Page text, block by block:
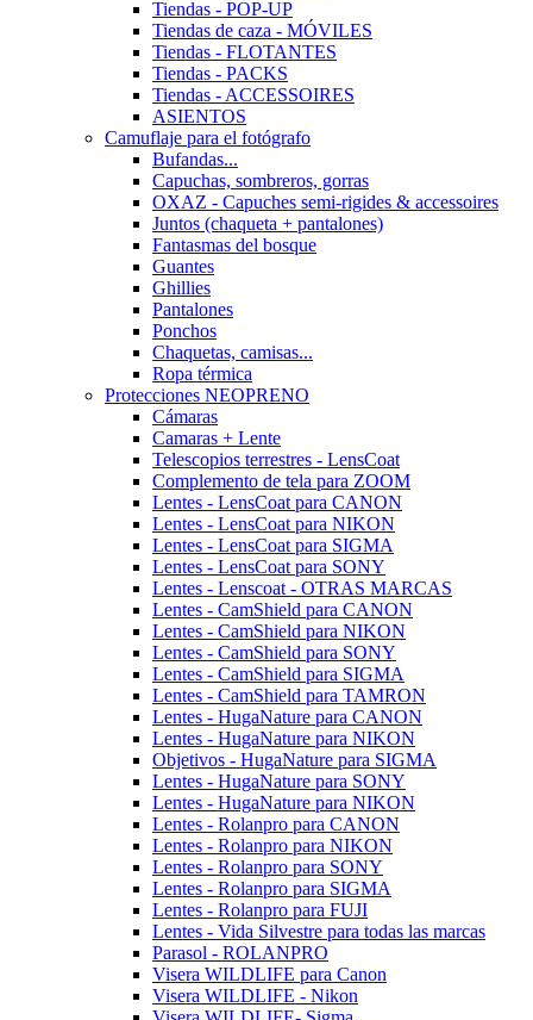
Tiendas - POP-UP
Tiendas de caza - MÓVILES
Tiendas - FLOTANTES
Tiendas - PACKS
Tiendas - ACCESSOIRES
ASIENTOS
Camuflaje para el fotógrafo
Bufandas...
Capuchas, sombreros, gorras
OXAZ - Capuches semi-rigides & accessoires
Juntos (chaqueta + pantalones)
Fantasmas del bosque
Guantes
Ghillies
Pantalones
Ponchos
Chaquetas, camisas...
Ropa térmica
Protecciones NEOPRENO
Cámaras
Camaras + Lente
Telescopios terrestres - LensCoat
Complemento de tela para ZOOM
Lentes - LensCoat para CANON
Lentes - LensCoat para NIKON
Lentes - LensCoat para SIGMA
Lentes - LensCoat para SONY
Lentes - Lenscoat - OTRAS MARCAS
Lentes - CamShield para CANON
Lentes - CamShield para NIKON
Lentes - CamShield para SONY
Lentes - CamShield para SIGMA
Lentes - CamShield para TAMRON
Lentes - HugaNature para CANON
Lentes - HugaNature para NIKON
Objetivos - HugaNature para SIGMA
Lentes - HugaNature para SONY
Lentes - HugaNature para NIKON
Lentes - Rolanpro para CANON
Lentes - Rolanpro para NIKON
Lentes - Rolanpro para SONY
Lentes - Rolanpro para SIGMA
Lentes - Rolanpro para FUJI
Lentes - Vida Silvestre para todas las marcas
Parasol - ROLANPRO
Visera WILDLIFE para Canon
Visera WILDLIFE - Nikon